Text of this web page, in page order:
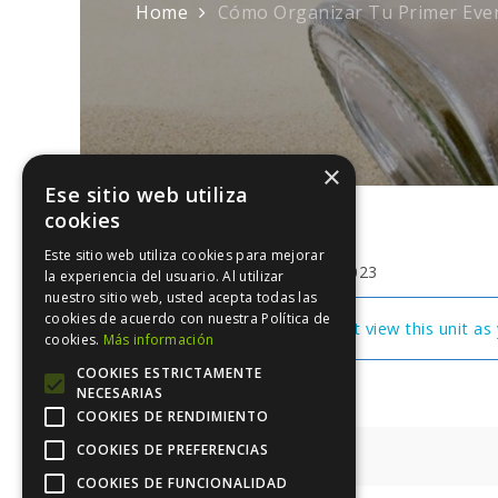
Home Cómo Organizar Tu Primer
junio 24, 2023
You cannot view this unit
Navegación
×
Ese sitio web utiliza
cookies
Este sitio web utiliza cookies para mejorar
la experiencia del usuario. Al utilizar
nuestro sitio web, usted acepta todas las
cookies de acuerdo con nuestra Política de
cookies. Más información
COOKIES ESTRICTAMENTE
NECESARIAS
COOKIES DE RENDIMIENTO
COOKIES DE PREFERENCIAS
COOKIES DE FUNCIONALIDAD